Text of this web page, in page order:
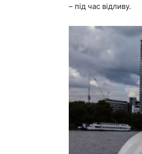
– під час відливу.